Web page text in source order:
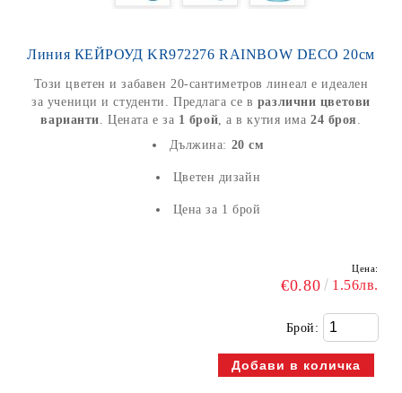
Линия КЕЙРОУД KR972276 RAINBOW DECO 20см
Този цветен и забавен 20-сантиметров линеал е идеален
за ученици и студенти. Предлага се в различни цветови
варианти. Цената е за 1 брой, а в кутия има24 броя .
Дължина: 20 см
Цветен дизайн
Цена за 1 брой
Цена:
€0.80 1.56лв.
Брой: